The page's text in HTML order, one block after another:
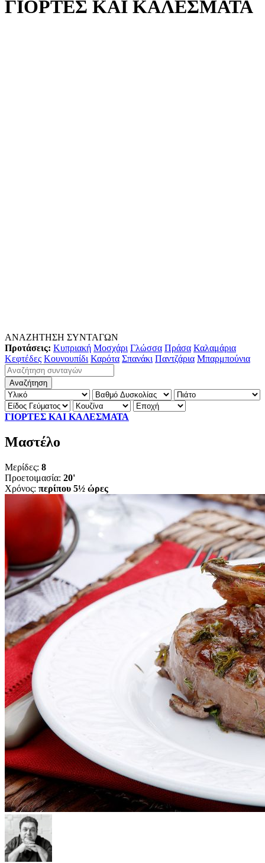
ΓΙΟΡΤΕΣ ΚΑΙ ΚΑΛΕΣΜΑΤΑ
ΑΝΑΖΗΤΗΣΗ ΣΥΝΤΑΓΩΝ
Προτάσεις: Κυπριακή Μοσχάρι Γλώσσα Πράσα Καλαμάρια
Κεφτέδες Κουνουπίδι Καρότα Σπανάκι Παντζάρια Μπαρμπούνια
ΓΙΟΡΤΕΣ ΚΑΙ ΚΑΛΕΣΜΑΤΑ
Μαστέλο
Μερίδες: 8
Προετοιμασία: 20'
Χρόνος: περίπου 5½ ώρες